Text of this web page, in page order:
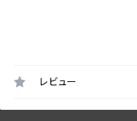
レビュー